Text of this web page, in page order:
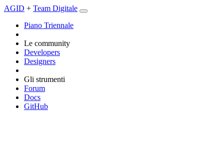
AGID + Team Digitale
Piano Triennale
Le community
Developers
Designers
Gli strumenti
Forum
Docs
GitHub